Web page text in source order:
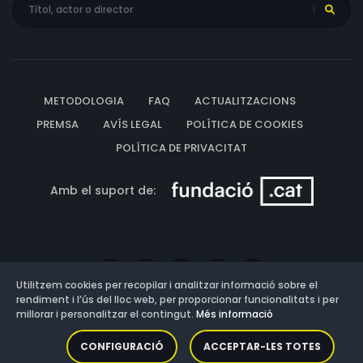
METODOLOGIA FAQ
ACTUALITZACIONS
PREMSA
AVÍS LEGAL
POLÍTICA DE COOKIES
POLÍTICA DE PRIVACITAT
Amb el suport de:
Versió: 3.13.0.202607011342
Utilitzem cookies per recopilar i analitzar informació sobre el
rendiment i l’ús del lloc web, per proporcionar funcionalitats i per
millorar i personalitzar el contingut. Més informació
CONFIGURACIÓ ACCEPTAR-LES TOTES